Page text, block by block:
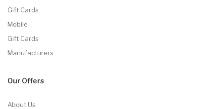
Gift Cards
Mobile
Gift Cards
Manufacturers
Our Offers
About Us